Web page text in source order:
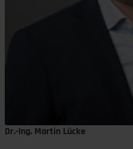
Dr.-Ing. Martin Lücke